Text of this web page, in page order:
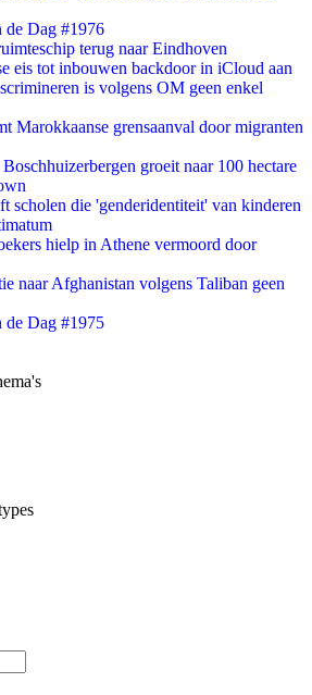
de Dag #1976
terug naar Eindhoven
eis tot inbouwen backdoor in iCloud aan
is volgens OM geen enkel
Marokkaanse grensaanval door migranten
groeit naar 100 hectare
scholen die 'genderidentiteit' van kinderen
hielp in Athene vermoord door
naar Afghanistan volgens Taliban geen
de Dag #1975